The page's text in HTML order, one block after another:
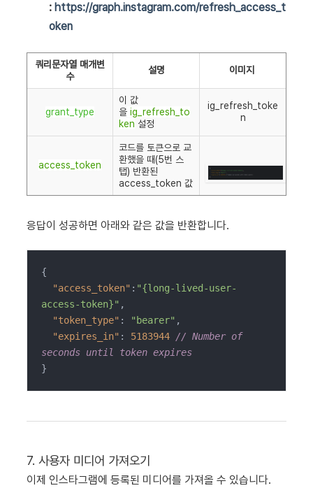
: https://graph.instagram.com/refresh_access_t
oken
쿼리문자열 매개변
수
설명 이미지
grant_type
이 값
을 ig_refresh_to
ken 설정
ig_refresh_toke
n
access_token
코드를 토큰으로 교
환했을 때(5번 스
탭) 반환된
access_token 값
응답이 성공하면 아래와 같은 값을 반환합니다.
{
"access_token" : "{long-lived-user-
access-token}" ,
"token_type" : "bearer" ,
"expires_in" : 5183944 // Number of
seconds until token expires
}
7. 사용자 미디어 가져오기
이제 인스타그램에 등록된 미디어를 가져올 수 있습니다.